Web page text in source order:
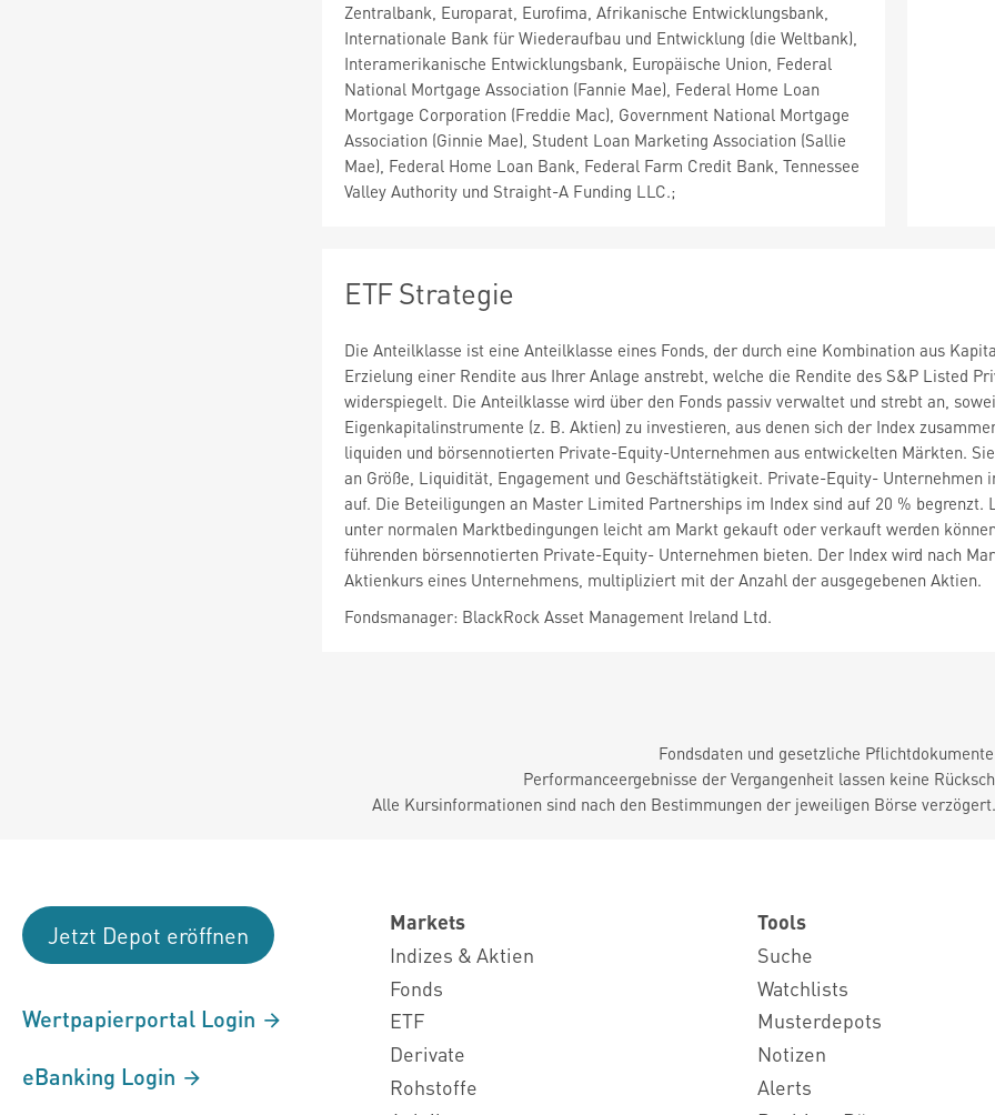
Zentralbank, Europarat, Eurofima, Afrikanische Entwicklungsbank,
Internationale Bank für Wiederaufbau und Entwicklung (die Weltbank),
Interamerikanische Entwicklungsbank, Europäische Union, Federal
National Mortgage Association (Fannie Mae), Federal Home Loan
Mortgage Corporation (Freddie Mac), Government National Mortgage
Association (Ginnie Mae), Student Loan Marketing Association (Sallie
Mae), Federal Home Loan Bank, Federal Farm Credit Bank, Tennessee
Valley Authority und Straight-A Funding LLC.;
ETF Strategie
Die Anteilklasse ist eine Anteilklasse eines Fonds, der durch eine Kombination aus
Erzielung einer Rendite aus Ihrer Anlage anstrebt, welche die Rendite des S&P Listed
widerspiegelt. Die Anteilklasse wird über den Fonds passiv verwaltet und strebt an,
Eigenkapitalinstrumente (z. B. Aktien) zu investieren, aus denen sich der Index
liquiden und börsennotierten Private-Equity-Unternehmen aus entwickelten Märkten.
an Größe, Liquidität, Engagement und Geschäftstätigkeit. Private-Equity-
auf. Die Beteiligungen an Master Limited Partnerships im Index sind auf 20 %
unter normalen Marktbedingungen leicht am Markt gekauft oder verkauft werden
führenden börsennotierten Private-Equity- Unternehmen bieten. Der Index wird nach
Aktienkurs eines Unternehmens, multipliziert mit der Anzahl der ausgegebenen Aktien.
Fondsmanager: BlackRock Asset Management Ireland Ltd.
Fondsdaten und gesetzliche
Performanceergebnisse der Vergangenheit lassen keine
Alle Kursinformationen sind nach den Bestimmungen der jeweiligen Börse
Jetzt Depot eröffnen
Wertpapierportal Login
eBanking Login
Markets
Indizes & Aktien
Fonds
ETF
Derivate
Rohstoffe
Tools
Suche
Watchlists
Musterdepots
Notizen
Alerts